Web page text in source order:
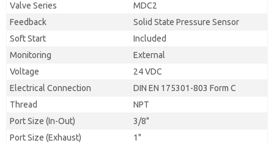
Valve Series
MDC2
Feedback
Solid State Pressure Sensor
Soft Start
Included
Monitoring
External
Voltage
24 VDC
Electrical Connection
DIN EN 175301-803 Form C
Thread
NPT
Port Size (In-Out)
3/8"
Port Size (Exhaust)
1"